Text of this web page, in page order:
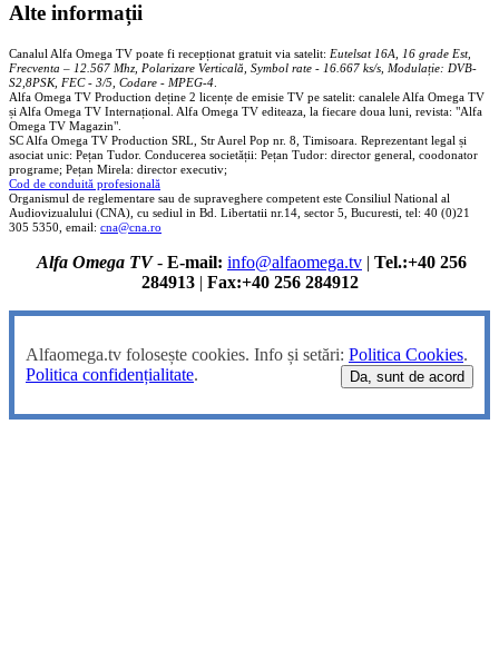
Alte informații
Canalul Alfa Omega TV poate fi recepționat gratuit via satelit: Eutelsat 16A, 16 grade Est,
Frecventa – 12.567 Mhz, Polarizare Verticală, Symbol rate - 16.667 ks/s, Modulație: DVB-
S2,8PSK, FEC - 3/5, Codare - MPEG-4
Alfa Omega TV Production deține 2 licențe de emisie TV pe satelit: canalele Alfa Omega TV
și Alfa Omega TV Internațional. Alfa Omega TV editeaza, la fiecare doua luni, revista: "Alfa
Omega TV Magazin".
SC Alfa Omega TV Production SRL, Str Aurel Pop nr. 8, Timisoara. Reprezentant legal și
asociat unic: Pețan Tudor. Conducerea societății: Pețan Tudor: director general, coodonator
programe; Pețan Mirela: director executiv;
Cod de conduită profesională
Organismul de reglementare sau de supraveghere competent este Consiliul National al
Audiovizualului (CNA), cu sediul in Bd. Libertatii nr.14, sector 5, Bucuresti, tel: 40 (0)21
305 5350, email: cna@cna.ro
Alfa Omega TV- E-mail: info@alfaomega.tv | Tel.:+40 256
284913| Fax:+40 256 284912
Alfaomega.tv folosește cookies. Info și setări: Politica Cookies.
Politica confidențialitate. Da, sunt de acord